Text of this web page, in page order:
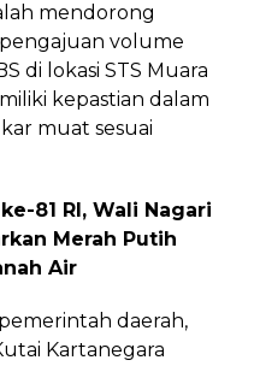
mendorong
volume
di lokasi STS Muara
kepastian dalam
muat sesuai
81 RI, Wali Nagari
Merah Putih
Air
daerah,
Kartanegara